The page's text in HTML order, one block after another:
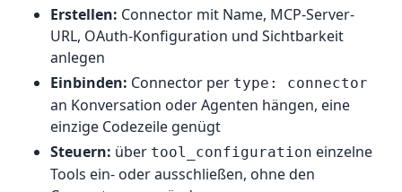
Erstellen: Connector mit Name, MCP-Server-
URL, OAuth-Konfiguration und Sichtbarkeit
anlegen
Einbinden: Connector per type: connector
an Konversation oder Agenten hängen, eine
einzige Codezeile genügt
Steuern: über tool_configuration einzelne
Tools ein- oder ausschließen, ohne den